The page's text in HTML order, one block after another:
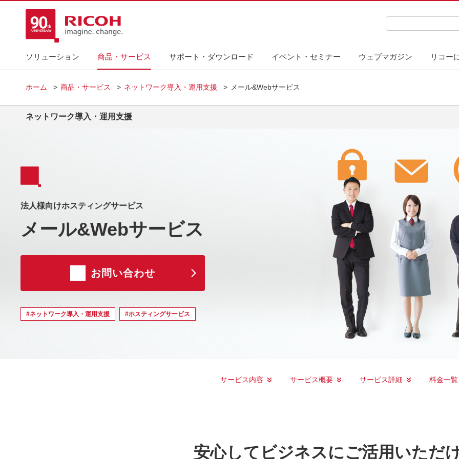
ソリューション 商品・サービス サポート・ダウンロード イベント・セミナー ウェブマガジン リコー
検索キーワード入力
ホーム 商品・サービス ネットワーク導入・運用支援 メール&Webサービス
ネットワーク導入・運用支援
法人様向けホスティングサービス
メール&Webサービス
お問い合わせ
#ネットワーク導入・運用支援 #ホスティングサービス
サービス内容 サービス概要 サービス詳細 料金一覧
安心してビジネスにご活用いただ